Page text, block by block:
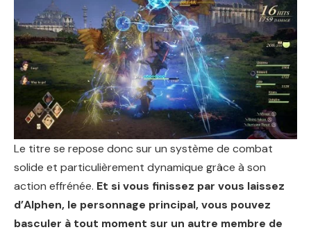
Le titre se repose donc sur un système de combat
solide et particulièrement dynamique grâce à son
action effrénée. Et si vous finissez par vous laissez
d’Alphen, le personnage principal, vous pouvez
basculer à tout moment sur un autre membre de